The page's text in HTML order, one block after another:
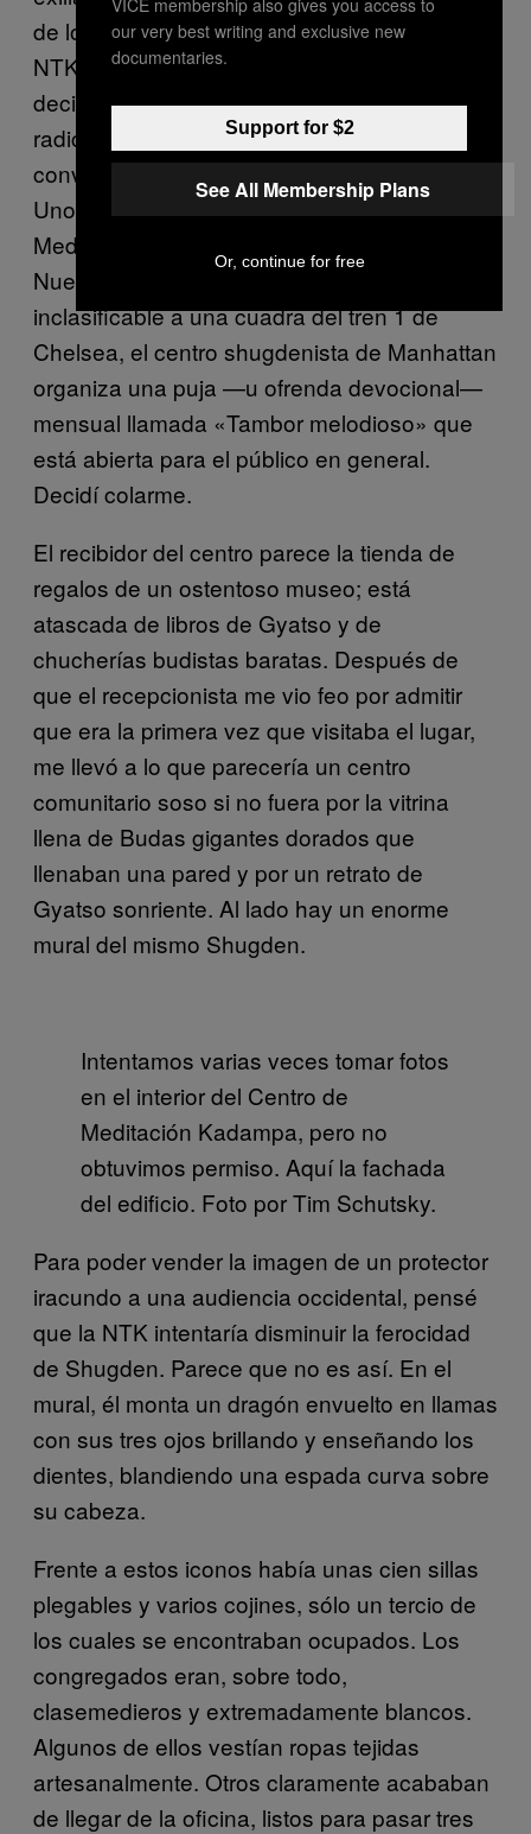
de los cientos de centros internacionales de
NTK podría saber si Barnett tenía razón al
decir que los grupos Shugden están
radicalizando a los occidentales para
convertirlos en soldados anti Dalai Lama.
Uno de estos centros, el Centro de
Meditación Kadampa, está en la ciudad de
Nueva York. Dentro de un edificio
inclasificable a una cuadra del tren 1 de
Chelsea, el centro shugdenista de Manhattan
organiza una puja —u ofrenda devocional—
mensual llamada «Tambor melodioso» que
está abierta para el público en general.
Decidí colarme.
El recibidor del centro parece la tienda de
regalos de un ostentoso museo; está
atascada de libros de Gyatso y de
chucherías budistas baratas. Después de
que el recepcionista me vio feo por admitir
que era la primera vez que visitaba el lugar,
me llevó a lo que parecería un centro
comunitario soso si no fuera por la vitrina
llena de Budas gigantes dorados que
llenaban una pared y por un retrato de
Gyatso sonriente. Al lado hay un enorme
mural del mismo Shugden.
Intentamos varias veces tomar fotos
en el interior del Centro de
Meditación Kadampa, pero no
obtuvimos permiso. Aquí la fachada
del edificio. Foto por Tim Schutsky.
Para poder vender la imagen de un protector
iracundo a una audiencia occidental, pensé
que la NTK intentaría disminuir la ferocidad
de Shugden. Parece que no es así. En el
mural, él monta un dragón envuelto en llamas
con sus tres ojos brillando y enseñando los
dientes, blandiendo una espada curva sobre
su cabeza.
Frente a estos iconos había unas cien sillas
plegables y varios cojines, sólo un tercio de
los cuales se encontraban ocupados. Los
congregados eran, sobre todo,
clasemedieros y extremadamente blancos.
Algunos de ellos vestían ropas tejidas
artesanalmente. Otros claramente acababan
de llegar de la oficina, listos para pasar tres
our very best writing and exclusive new
documentaries.
Support for $2
See All Membership Plans
Or, continue for free